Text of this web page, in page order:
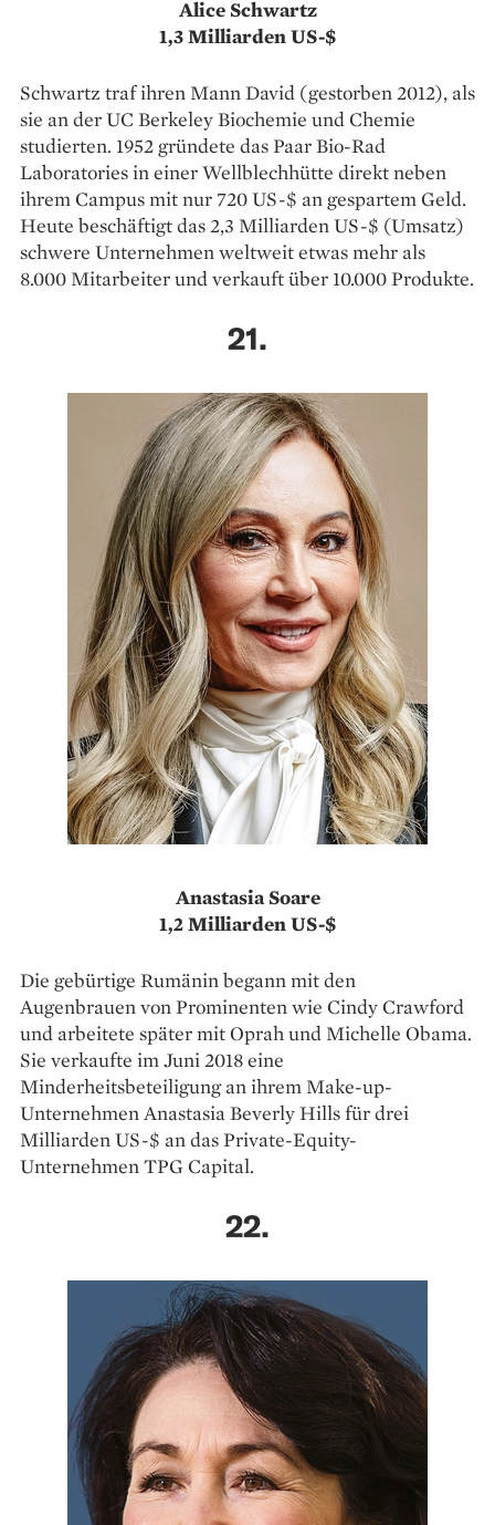
Alice Schwartz
1,3 Milliarden US-$
Schwartz traf ihren Mann David (gestorben 2012), als
sie an der UC Berkeley Biochemie und Chemie
studierten. 1952 gründete das Paar Bio-Rad
Laboratories in einer Wellblechhütte direkt neben
ihrem Campus mit nur 720 US-$ an gespartem Geld.
Heute beschäftigt das 2,3 Milliarden US-$ (Umsatz)
schwere Unternehmen weltweit etwas mehr als
8.000 Mitarbeiter und verkauft über 10.000 Produkte.
21.
Anastasia Soare
1,2 Milliarden US-$
Die gebürtige Rumänin begann mit den
Augenbrauen von Prominenten wie Cindy Crawford
und arbeitete später mit Oprah und Michelle Obama.
Sie verkaufte im Juni 2018 eine
Minderheitsbeteiligung an ihrem Make-up-
Unternehmen Anastasia Beverly Hills für drei
Milliarden US-$ an das Private-Equity-
Unternehmen TPG Capital.
22.